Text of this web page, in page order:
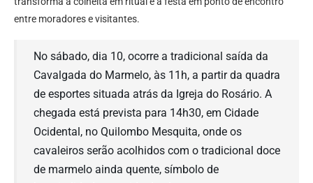
entre moradores e visitantes.
No sábado, dia 10, ocorre a tradicional saída da
Cavalgada do Marmelo, às 11h, a partir da quadra
de esportes situada atrás da Igreja do Rosário. A
chegada está prevista para 14h30, em Cidade
Ocidental, no Quilombo Mesquita, onde os
cavaleiros serão acolhidos com o tradicional doce
de marmelo ainda quente, símbolo de